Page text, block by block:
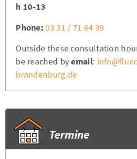
10-13 h
Phone:03 31 / 71 64 99
Outside these consultation
be reached byemail:
brandenburg.de
Termine